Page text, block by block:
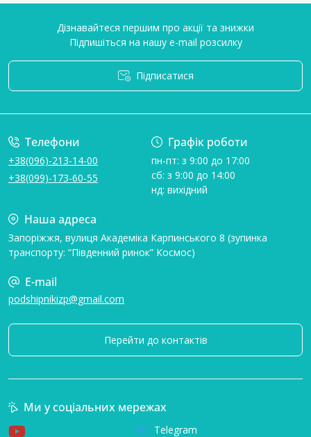
Дізнавайтеся першим про акції та знижки
Підпишіться на нашу e-mail розсилку
Підписатися
Телефони
+38(096)-213-14-00
+38(099)-173-60-55
Графік роботи
пн-пт: з 9:00 до 17:00
сб: з 9:00 до 14:00
нд: вихідний
Наша адреса
Запоріжжя, вулиця Академіка Карпинського 8 (зупинка
транспорту: “Південний ринок” Космос)
E-mail
podshipnikizp@gmail.com
Перейти до контактів
Ми у соціальних мережах
Telegram